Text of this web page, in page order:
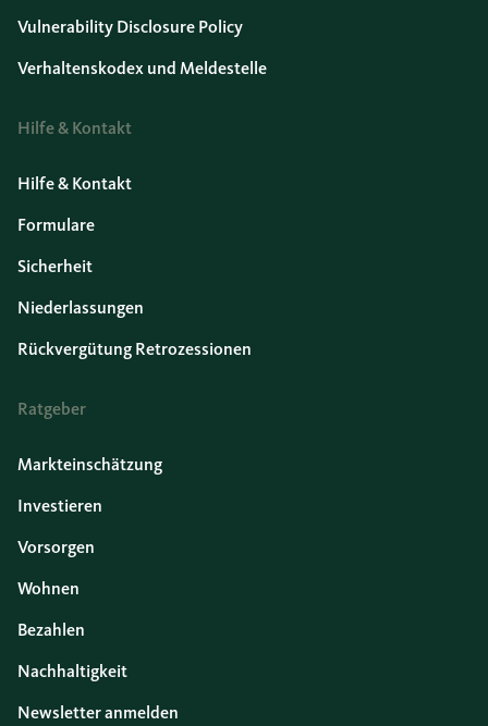
Vulnerability Disclosure Policy
Verhaltenskodex und Meldestelle
Hilfe & Kontakt
Hilfe & Kontakt
Formulare
Sicherheit
Niederlassungen
Rückvergütung Retrozessionen
Ratgeber
Markteinschätzung
Investieren
Vorsorgen
Wohnen
Bezahlen
Nachhaltigkeit
Newsletter anmelden